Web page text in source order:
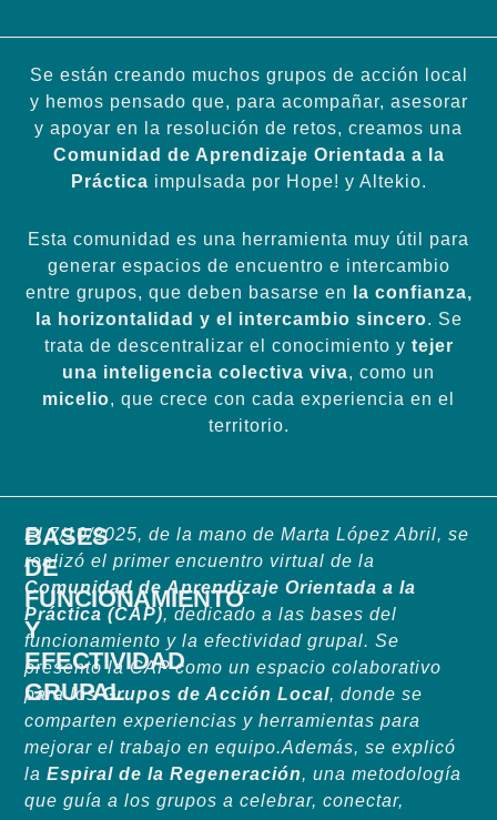
Se están creando muchos grupos de acción local
y hemos pensado que, para acompañar, asesorar
y apoyar en la resolución de retos, creamos una
Comunidad de Aprendizaje Orientada a la
Práctica impulsada por Hope! y Altekio.
Esta comunidad es una herramienta muy útil para
generar espacios de encuentro e intercambio
entre grupos, que deben basarse en
la confianza,
la horizontalidad y el intercambio sincero. Se
trata de descentralizar el conocimiento y tejer
una inteligencia colectiva viva, como un
micelio, que crece con cada experiencia en el
territorio.
BASES
DE
FUNCIONAMIENTO
Y
EFECTIVIDAD
GRUPAL
El 7/10/2025, de la mano de Marta López Abril, se
realizó el primer encuentro virtual de la
Comunidad de Aprendizaje Orientada a la
Práctica (CAP), dedicado a las bases del
funcionamiento y la efectividad grupal. Se
presentó la CAP como un espacio colaborativo
para losGrupos de Acción Local, donde se
comparten experiencias y herramientas para
mejorar el trabajo en equipo.Además, se explicó
laEspiral de la Regeneración, una metodología
que guía a los grupos a celebrar, conectar,